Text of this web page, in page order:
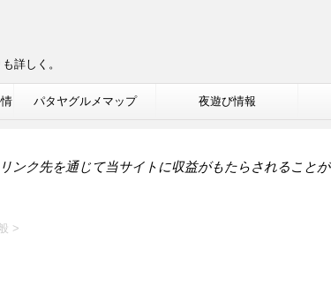
詳しく。
パタヤグルメマップ 夜遊び情報
ンク先を通じて当サイトに収益がもたらされることが
>